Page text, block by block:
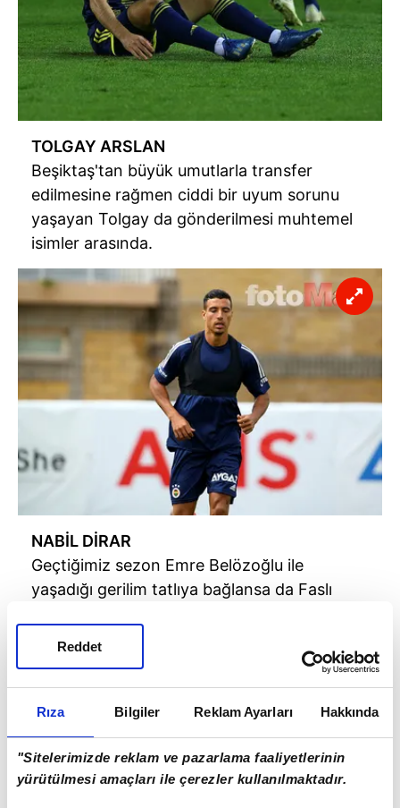
Rıza Bilgiler Reklam Ayarları Hakkında
"Sitelerimizde reklam ve pazarlama faaliyetlerinin
yürütülmesi amaçları ile çerezler kullanılmaktadır.
Reddet
TOLGAY ARSLAN
Beşiktaş'tan büyük umutlarla transfer
edilmesine rağmen ciddi bir uyum sorunu
yaşayan Tolgay da gönderilmesi muhtemel
isimler arasında.
NABİL DİRAR
Geçtiğimiz sezon Emre Belözoğlu ile
yaşadığı gerilim tatlıya bağlansa da Faslı
istenen transferlerle iyice zora girdi.